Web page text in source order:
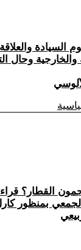
السيادة
والخارجية وحال
القطار؟
بمنظور